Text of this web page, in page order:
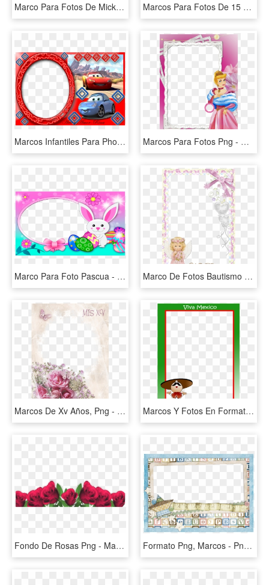
Marco Para Fotos De Mickey - Marcos Para Fotos De Niños En Png, Transparent Png Marcos Para Fotos De 15 Años De Señoritas Descargar - Marcos Para Fotos De 15 Años, HD Png Download
Marcos Infantiles Para Photoshop C Ars Wallpapers Real - Marcos De Fotos De Cars, HD Png Download Marcos Para Fotos Png - Marcos Png De Princesas, Transparent Png
Marco Para Foto Pascua - Marco Para Fotos De Pascua, HD Png Download Marco De Fotos Bautismo - Marcos Para Fotos De Bautismo Nena, HD Png Download
Marcos De Xv Años, Png - Marcos Para Fotos De Xv Años, Transparent Png Marcos Y Fotos En Formato Png Gratis - Marcos Para Fotos De Mexico, Transparent Png
Fondo De Rosas Png - Marcos Para Fotos De Flores, Transparent Png Formato Png, Marcos - Png Marcos Para Fotos De Bebe, Transparent Png